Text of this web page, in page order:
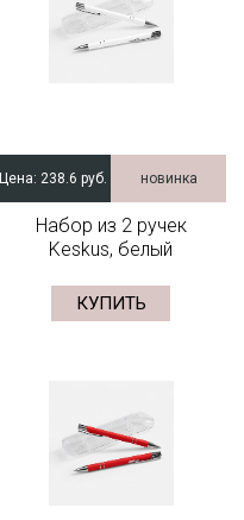
Цена: 238.6 руб. новинка
Набор из 2 ручек
Keskus, белый
КУПИТЬ